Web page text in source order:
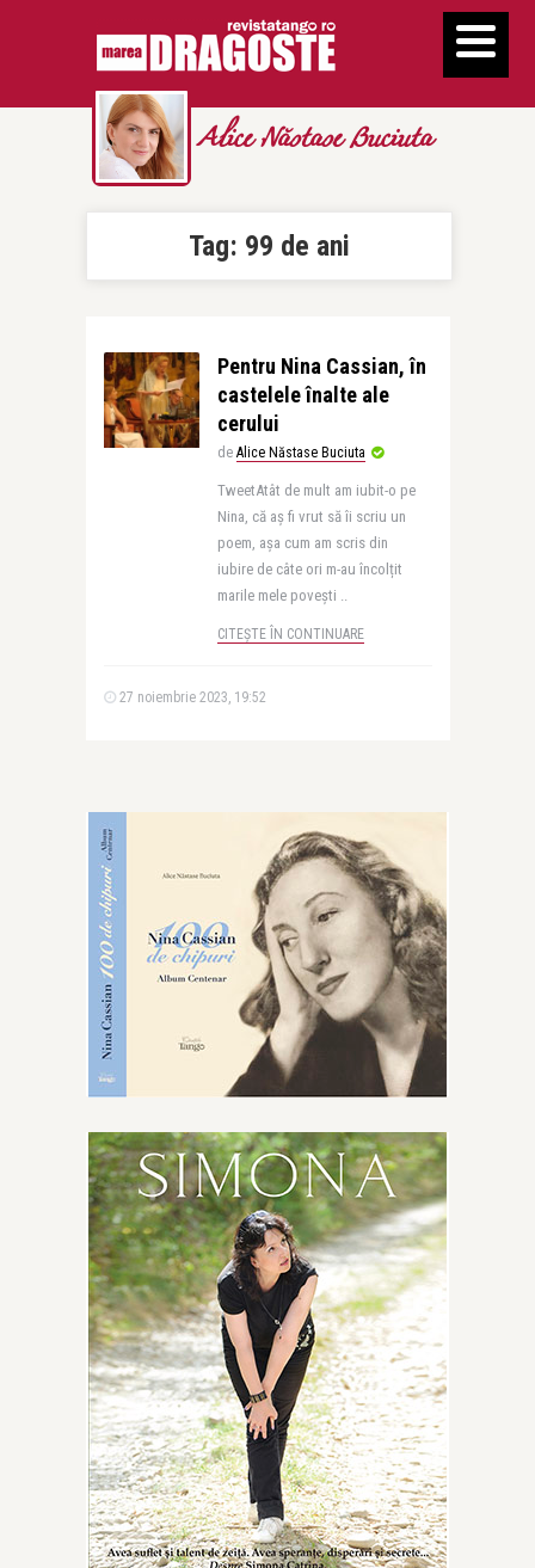
Alice Năstase Buciuta
Tag: 99 de ani
Pentru Nina Cassian, în
castelele înalte ale
cerului
de Alice Năstase Buciuta
TweetAtât de mult am iubit-o pe
Nina, că aș fi vrut să îi scriu un
poem, așa cum am scris din
iubire de câte ori m-au încolțit
marile mele povești ..
CITEȘTE ÎN CONTINUARE
27 noiembrie 2023, 19:52